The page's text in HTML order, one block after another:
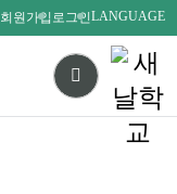
회원가입 로그인LANGUAGE